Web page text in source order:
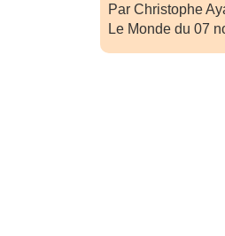
Par Christophe
Le Monde du 07